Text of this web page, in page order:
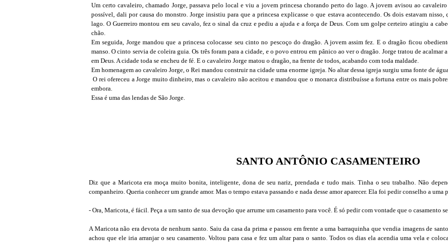
Um certo cavaleiro, chamado Jorge, passava pelo local e viu a jovem princesa chorando perto do lago. A jovem avisou ao
possível, dali por causa do monstro. Jorge insistiu para que a princesa explicasse o que estava acontecendo. Os dois estavam
lago. O Guerreiro montou em seu cavalo, fez o sinal da cruz e pediu a ajuda e a força de Deus. Com um golpe certeiro atingiu a
chão.
Em seguida, Jorge mandou que a princesa colocasse seu cinto no pescoço do dragão. A jovem assim fez. E o dragão ficou
manso. O cinto servia de coleira guia. Os três foram para a cidade, e o povo entrou em pânico ao ver o dragão. Jorge tratou de acalmar
em Deus. A cidade toda se encheu de fé. E o cavaleiro Jorge matou o dragão, na frente de todos, acabando com toda maldade.
Em homenagem ao cavaleiro Jorge, o Rei mandou construir na cidade uma enorme igreja. No altar dessa igreja surgiu uma fonte de
O rei ofereceu a Jorge muito dinheiro, mas o cavaleiro não aceitou e mandou que o monarca distribuísse a fortuna entre os mais
embora.
Essa é uma das lendas de São Jorge.
SANTO ANTÔNIO CASAMENTEIRO
Diz que a Maricota era moça muito bonita, inteligente, dona de seu nariz, prendada e tudo mais. Tinha o seu trabalho. Não
companheiro. Queria conhecer um grande amor. Mas o tempo estava passando e nada desse amor aparecer. Ela foi pedir conselho a uma
- Ora, Maricota, é fácil. Peça a um santo de sua devoção que arrume um casamento para você. É só pedir com vontade que o casamento
A Maricota não era devota de nenhum santo. Saiu da casa da prima e passou em frente a uma barraquinha que vendia imagens de
achou que ele iria arranjar o seu casamento. Voltou para casa e fez um altar para o santo. Todos os dias ela acendia uma vela e